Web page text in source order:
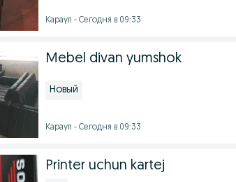
Караул - Сегодня в 09:33
Mebel divan yumshok
Новый
Караул - Сегодня в 09:33
Printer uchun kartej